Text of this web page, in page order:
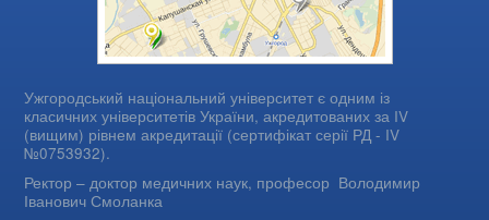
Ужгородський національний університет є одним із
класичних університетів України, акредитованих за IV
(вищим) рівнем акредитації (сертифікат серії РД - IV
№0753932).
Ректор – доктор медичних наук, професор Володимир
Іванович Смоланка